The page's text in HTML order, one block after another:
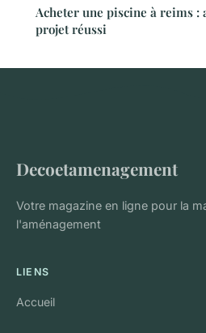
Acheter une piscine à reims :
projet réussi
Decoetamenagement
Votre magazine en ligne pour la
l'aménagement
LIENS
Accueil